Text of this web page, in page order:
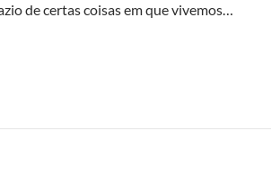
de certas coisas em que vivemos…